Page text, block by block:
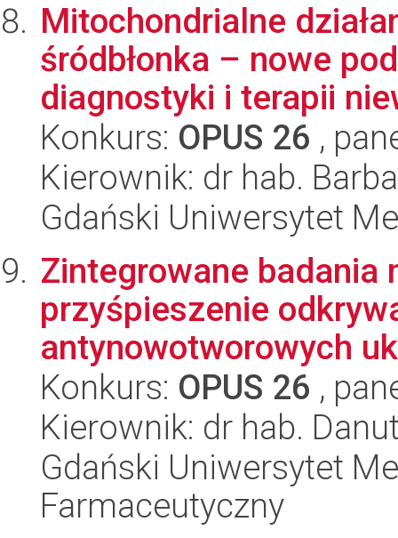
Mitochondrialne
śródbłonka – nowe
diagnostyki i terapii
Konkurs: OPUS 26 ,
Kierownik: dr hab.
Gdański Uniwersytet
Zintegrowane badania
przyśpieszenie
antynowotworowych
Konkurs: OPUS 26 ,
Kierownik: dr hab.
Gdański Uniwersytet
Farmaceutyczny